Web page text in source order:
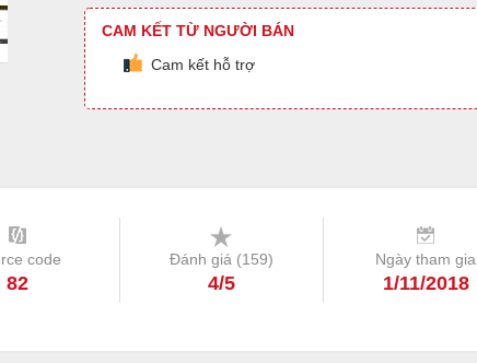
CAM KẾT TỪ NGƯỜI BÁN
Cam kết hỗ trợ
code
82
Đánh giá (159)
4/5
Ngày tham gia
1/11/2018